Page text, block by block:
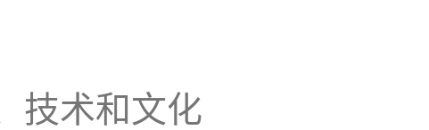
技术和文化